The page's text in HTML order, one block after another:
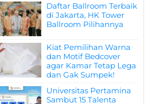
Daftar Ballroom Terbaik
di Jakarta, HK Tower
Ballroom Pilihannya
Kiat Pemilihan Warna
dan Motif Bedcover
agar Kamar Tetap Lega
dan Gak Sumpek!
Universitas Pertamina
Sambut 15 Talenta